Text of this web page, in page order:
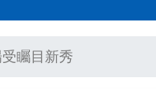
矚目新秀